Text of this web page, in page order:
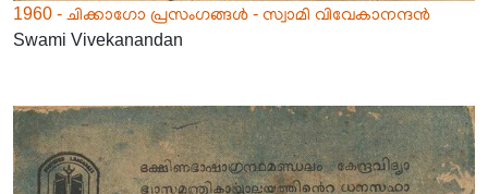
1960 - ചിക്കാഗോ പ്രസംഗങ്ങൾ - സ്വാമി വിവേകാനന്ദൻ
Swami Vivekanandan